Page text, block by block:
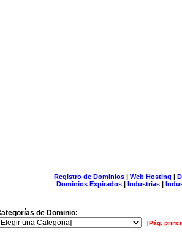
Registro de Dominios| Web Hosting |
Dominios Expirados | Industrias |
de Dominio:
[Pág.